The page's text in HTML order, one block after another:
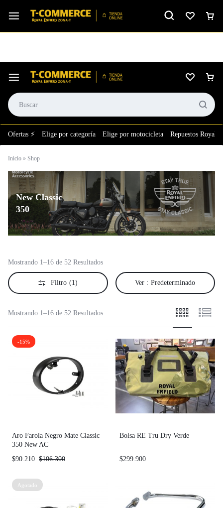
⚙️El taller más grande de LATAM en tu bolsillo. Ver calificación
Ofertas ⚡ Elige por categoría Elige por motocicleta Repuestos Royal
Inicio » Shop
New Classic
350
Mostrando 1–16 de 52 Resultados
Filtro (1) Ver : Predeterminado
Mostrando 1–16 de 52 Resultados
-15%
Aro Farola Negro Mate Classic
350 New AC
$106.300
$90.210
Bolsa RE Tru Dry Verde
$299.900
Agotado